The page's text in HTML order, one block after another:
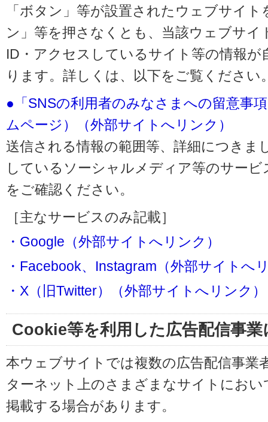
「ボタン」等が設置されたウェブサイ
ン」等を押さなくとも、当該ウェブサイ
ID・アクセスしているサイト等の情報
ります。詳しくは、以下をご覧ください
●「SNSの利用者のみなさまへの留意事
ムページ）（外部サイトへリンク）
送信される情報の範囲等、詳細につきま
しているソーシャルメディア等のサー
をご確認ください。
［主なサービスのみ記載］
・Google（外部サイトへリンク）
・Facebook、Instagram（外部サイトへ
・X（旧Twitter）（外部サイトへリンク）
Cookie等を利用した広告配信事
本ウェブサイトでは複数の広告配信事業
ターネット上のさまざまなサイトにお
掲載する場合があります。